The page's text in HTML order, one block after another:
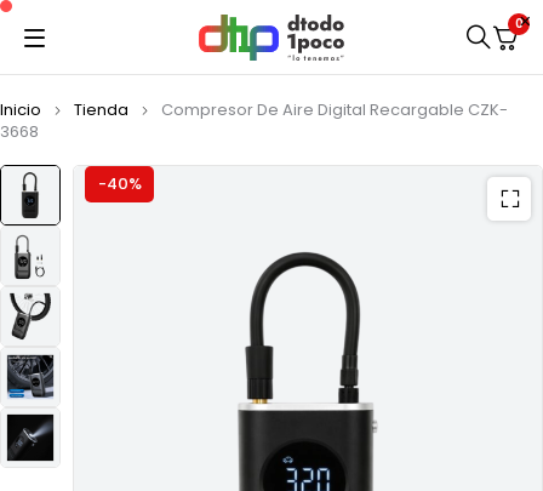
0
Inicio Tienda
Compresor De Aire Digital Recargable CZK-
3668
-40%